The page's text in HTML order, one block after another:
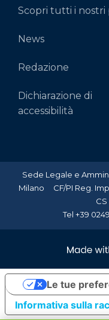
Scopri tutti i
News
Redazione
Dichiarazione di
accessibilità
Sede Legale e
Milano CF/PI Reg.
Tel +39
Informativa sulla
Le tue